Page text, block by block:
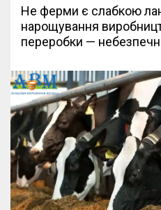
Не ферми є слабкою
нарощування
переробки —